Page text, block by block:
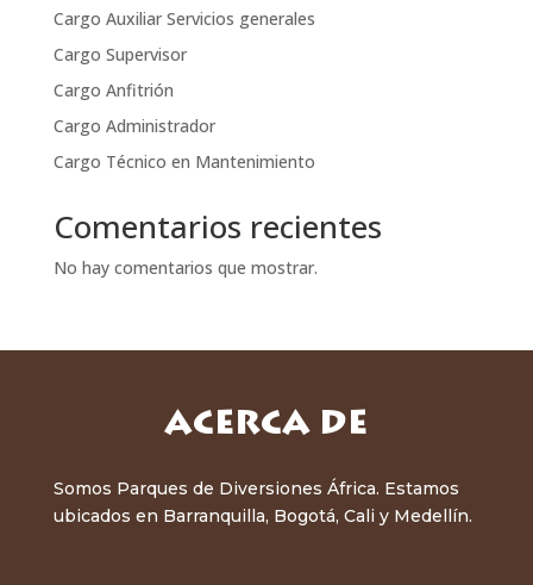
Cargo Auxiliar Servicios generales
Cargo Supervisor
Cargo Anfitrión
Cargo Administrador
Cargo Técnico en Mantenimiento
Comentarios recientes
No hay comentarios que mostrar.
ACERCA DE
Somos Parques de Diversiones África. Estamos
ubicados en Barranquilla, Bogotá, Cali y Medellín.